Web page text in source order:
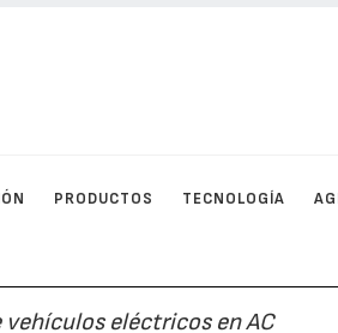
PRODUCTOS TECNOLOGÍA
eléctricos en AC